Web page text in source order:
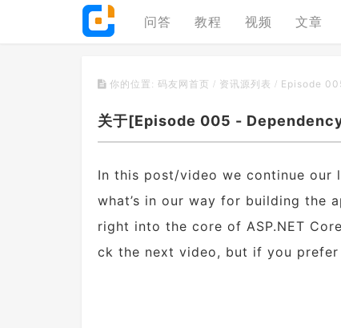
问答 教程 视频 文章
你的位置: 码友网首页 / 资讯源列表 / Episode
关于[Episode 005 -
In this post/video we continue our
what’s in our way for building the
right into the core of ASP.NET
ck the next video, but if you